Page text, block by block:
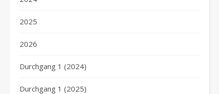
2025
2026
Durchgang 1 (2024)
Durchgang 1 (2025)